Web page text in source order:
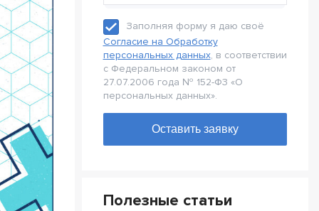
Заполняя форму я даю своё
Согласие на Обработку
персональных данных, в соответствии
с Федеральном законом от
27.07.2006 года № 152-Ф3 «О
персональных данных».
Полезные статьи